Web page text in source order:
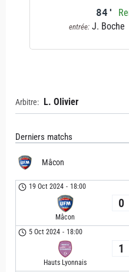
84'
entrée: J. Boche
Arbitre: L. Olivier
Derniers matchs
Mâcon
19 Oct 2024 - 18:00
Mâcon
0
5 Oct 2024 - 18:00
Hauts Lyonnais
1